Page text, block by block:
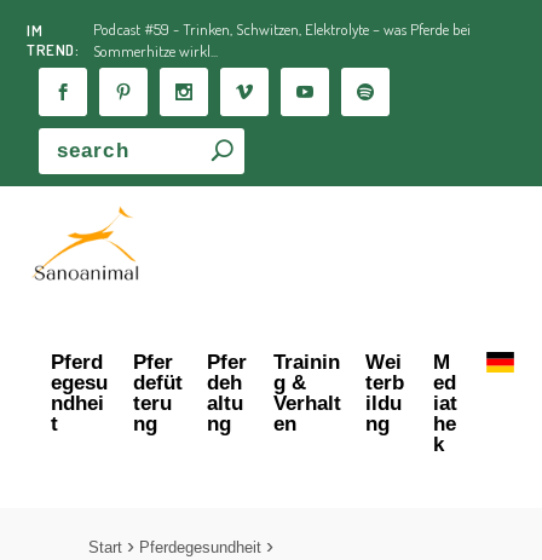
IM
TREND:
Podcast #59 - Trinken, Schwitzen, Elektrolyte – was Pferde bei
Sommerhitze wirkl...
Pferd
egesu
ndhei
t
Pfer
defüt
teru
ng
Pfer
deh
altu
ng
Trainin
g &
Verhalt
en
Wei
terb
ildu
ng
M
ed
iat
he
k
Start
Pferdegesundheit